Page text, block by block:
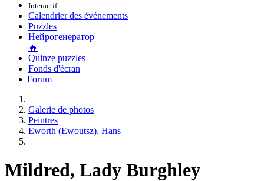
Interactif
Calendrier des événements
Puzzles
Нейрогенератор
🔥
Quinze puzzles
Fonds d'écran
Forum
Galerie de photos
Peintres
Eworth (Ewoutsz), Hans
Mildred, Lady Burghley